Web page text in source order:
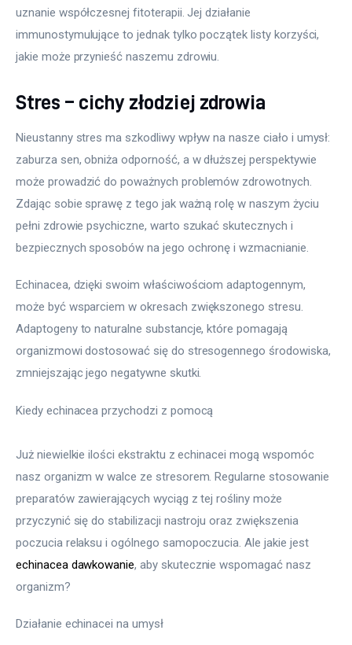
uznanie współczesnej fitoterapii. Jej działanie
immunostymulujące to jednak tylko początek listy korzyści,
jakie może przynieść naszemu zdrowiu.
Stres – cichy złodziej zdrowia
Nieustanny stres ma szkodliwy wpływ na nasze ciało i umysł:
zaburza sen, obniża odporność, a w dłuższej perspektywie
może prowadzić do poważnych problemów zdrowotnych.
Zdając sobie sprawę z tego jak ważną rolę w naszym życiu
pełni zdrowie psychiczne, warto szukać skutecznych i
bezpiecznych sposobów na jego ochronę i wzmacnianie.
Echinacea, dzięki swoim właściwościom adaptogennym,
może być wsparciem w okresach zwiększonego stresu.
Adaptogeny to naturalne substancje, które pomagają
organizmowi dostosować się do stresogennego środowiska,
zmniejszając jego negatywne skutki.
Kiedy echinacea przychodzi z pomocą
Już niewielkie ilości ekstraktu z echinacei mogą wspomóc
nasz organizm w walce ze stresorem. Regularne stosowanie
preparatów zawierających wyciąg z tej rośliny może
przyczynić się do stabilizacji nastroju oraz zwiększenia
poczucia relaksu i ogólnego samopoczucia. Ale jakie jest
echinacea dawkowanie, aby skutecznie wspomagać nasz
organizm?
Działanie echinacei na umysł